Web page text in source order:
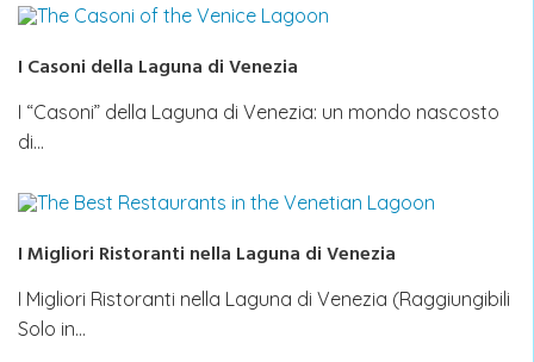
I Casoni della Laguna di Venezia
I “Casoni” della Laguna di Venezia: un mondo nascosto
di…
I Migliori Ristoranti nella Laguna di Venezia
I Migliori Ristoranti nella Laguna di Venezia (Raggiungibili
Solo in…